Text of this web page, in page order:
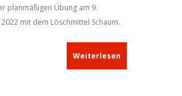
planmäßigen Übung am 9.
mit dem Löschmittel Schaum.
Weiterlesen